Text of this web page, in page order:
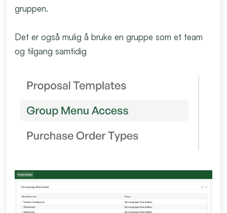
gruppen.
Det er også mulig å bruke en gruppe som et team
og tilgang samtidig